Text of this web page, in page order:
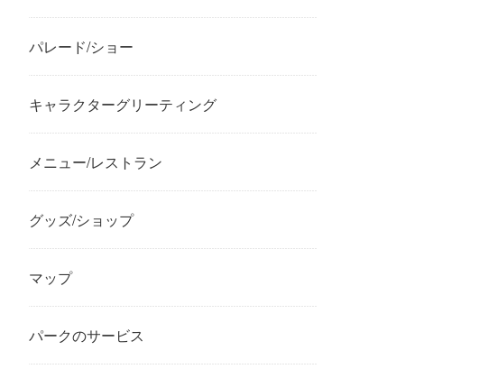
パレード/ショー
キャラクターグリーティング
メニュー/レストラン
グッズ/ショップ
マップ
パークのサービス